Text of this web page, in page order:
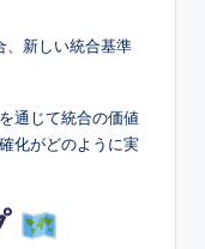
、新しい統合基準
通じて統合の価値
化がどのように実